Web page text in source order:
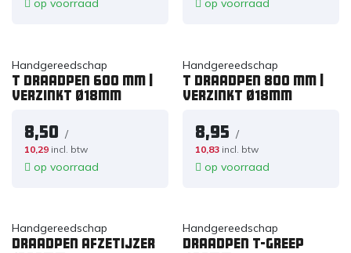
op voorraad op voorraad
Handgereedschap
T Draadpen 600 mm |
verzinkt Ø18mm
8,50 /
10,29 incl. btw
op voorraad
Handgereedschap
T Draadpen 800 mm |
verzinkt Ø18mm
8,95 /
10,83 incl. btw
op voorraad
Handgereedschap
Draadpen afzetijzer
Handgereedschap
Draadpen T-greep